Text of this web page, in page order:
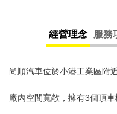
經營理念 服務
尚順汽車位於小港工業區附
廠內空間寬敞，擁有3個頂